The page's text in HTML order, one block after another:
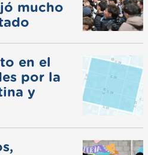
mucho
en el
por la
y